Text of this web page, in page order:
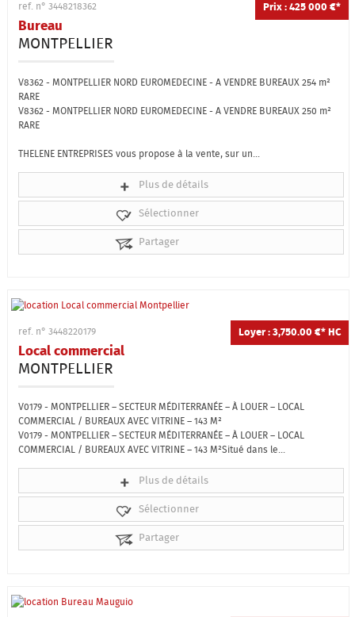
Prix : 425 000 €*
ref. n° 3448218362
Bureau
MONTPELLIER
V8362 - MONTPELLIER NORD EUROMEDECINE - A VENDRE BUREAUX 254 m²
RARE
V8362 - MONTPELLIER NORD EUROMEDECINE - A VENDRE BUREAUX 250 m²
RARE
THELENE ENTREPRISES vous propose à la vente, sur un...
Plus de détails
Sélectionner
Partager
Loyer : 3,750.00 €* HC
ref. n° 3448220179
Local commercial
MONTPELLIER
V0179 - MONTPELLIER – SECTEUR MÉDITERRANÉE – À LOUER – LOCAL
COMMERCIAL / BUREAUX AVEC VITRINE – 143 M²
V0179 - MONTPELLIER – SECTEUR MÉDITERRANÉE – À LOUER – LOCAL
COMMERCIAL / BUREAUX AVEC VITRINE – 143 M²Situé dans le...
Plus de détails
Sélectionner
Partager